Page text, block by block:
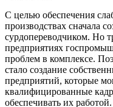
С целью обеспечения
производствах сначала
сурдопереводчиком. Но
предприятиях
проблем в комплексе.
стало создание
предприятий, которые
квалифицированные
обеспечивать их